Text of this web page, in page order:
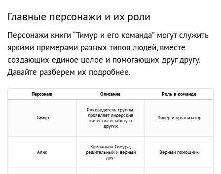
Главные персонажи и их роли
Персонажи книги “Тимур и его команда” могут служить
яркими примерами разных типов людей, вместе
создающих единое целое и помогающих друг другу.
Давайте разберем их подробнее.
Персонаж Описание Роль в команде
Тимур
Руководитель группы,
проявляет лидерские
качества и заботу о
других
Лидер и организатор
Алик
Компаньон Тимура,
решительный и верный
друг
Верный помощник